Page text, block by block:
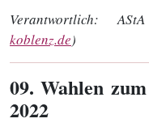
Verantwortlich:
koblenz.de)
09. Wahlen
2022